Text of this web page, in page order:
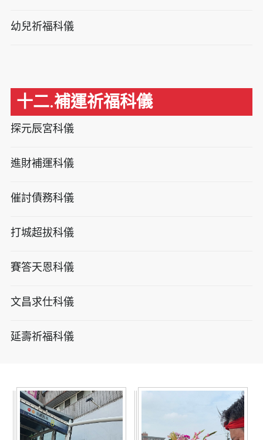
幼兒祈福科儀
十二.補運祈福科儀
探元辰宮科儀
進財補運科儀
催討債務科儀
打城超拔科儀
賽答天恩科儀
文昌求仕科儀
延壽祈福科儀